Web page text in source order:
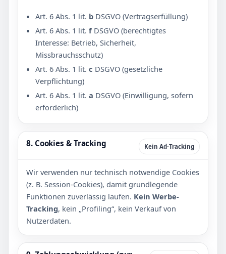
Art. 6 Abs. 1 lit. b DSGVO (Vertragserfüllung)
Art. 6 Abs. 1 lit. fDSGVO (berechtigtes
Interesse: Betrieb, Sicherheit,
Missbrauchsschutz)
Art. 6 Abs. 1 lit. c DSGVO (gesetzliche
Verpflichtung)
Art. 6 Abs. 1 lit. a DSGVO (Einwilligung, sofern
erforderlich)
8. Cookies & Tracking Kein Ad-Tracking
Wir verwenden nur technisch notwendige Cookies
(z. B. Session-Cookies), damit grundlegende
Funktionen zuverlässig laufen. Kein Werbe-
Tracking, kein „Profiling“, kein Verkauf von
Nutzerdaten.